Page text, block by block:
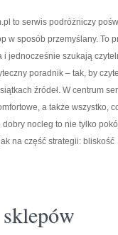
to serwis podróżniczy
w sposób przemyślany. To
i jednocześnie szukają
poradnik – tak, by
źródeł. W centrum
a także wszystko,
nocleg to nie tylko
na część strategii: bliskość